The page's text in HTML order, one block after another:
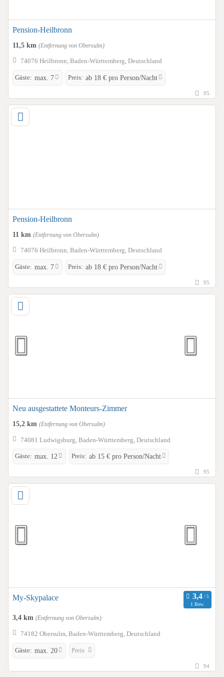
Pension-Heilbronn
11,5 km (Entfernung von Obersulm)
74076 Heilbronn, Baden-Württemberg, Deutschland
Gäste: max. 7 Preis: ab 18 € pro Person/Nacht
95
Pension-Heilbronn
11 km (Entfernung von Obersulm)
74076 Heilbronn, Baden-Württemberg, Deutschland
Gäste: max. 7 Preis: ab 18 € pro Person/Nacht
95
Neu ausgestattete Monteurs-Zimmer
15,2 km (Entfernung von Obersulm)
74081 Ludwigsburg, Baden-Württemberg, Deutschland
Gäste: max. 12 Preis: ab 15 € pro Person/Nacht
95
My-Skypalace
1 Bew.
3,4 km (Entfernung von Obersulm)
74182 Obersulm, Baden-Württemberg, Deutschland
Gäste: max. 20 Preis
94